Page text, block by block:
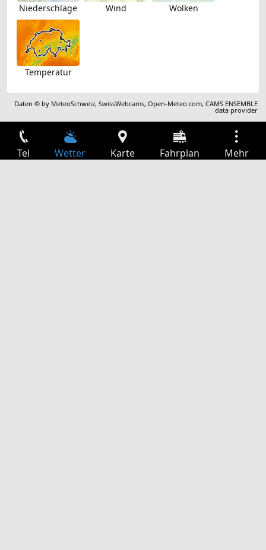
Niederschläge Wind Wolken
Temperatur
Daten © by MeteoSchweiz,SwissWebcams,Open-Meteo.com,CAMS ENSEMBLE
data provider
Tel Wetter Karte Fahrplan Mehr